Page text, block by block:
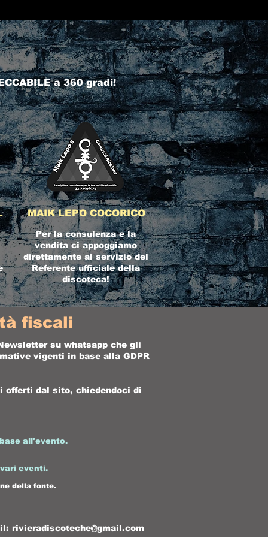
a 360 gradi!
MAIK LEPO COCORICO
Per la consulenza e la
vendita ci appoggiamo
direttamente al servizio del
Referente ufficiale della
discoteca!
fiscali
su whatsapp che gli
vigenti in base alla GDPR
offerti dal sito, chiedendoci di
all'evento.
eventi.
della fonte.
rivieradiscoteche@gmail.com